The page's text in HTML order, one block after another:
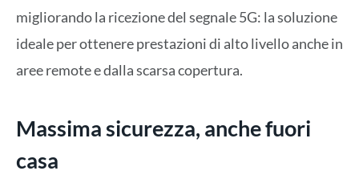
migliorando la ricezione del segnale 5G: la soluzione
ideale per ottenere prestazioni di alto livello anche in
aree remote e dalla scarsa copertura.
Massima sicurezza, anche fuori
casa